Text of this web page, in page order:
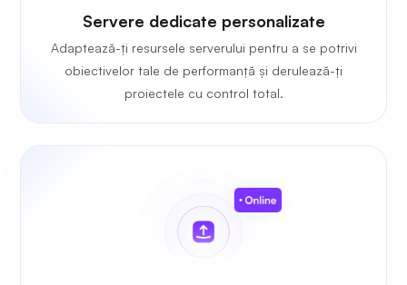
Servere dedicate personalizate
Adaptează-ți resursele serverului pentru a se potrivi
obiectivelor tale de performanță și derulează-ți
proiectele cu control total.